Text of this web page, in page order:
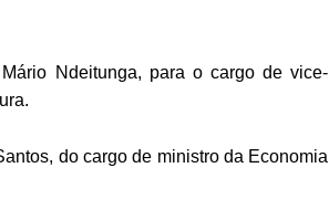
Ndeitunga, para o cargo de vice-
do cargo de ministro da Economia